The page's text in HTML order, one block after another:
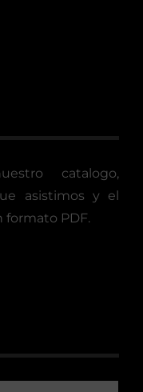
catalogo,
asistimos y el
PDF.